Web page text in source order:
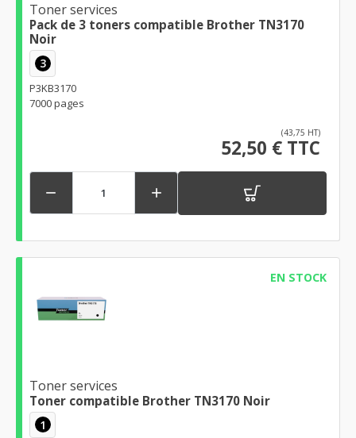
Toner services
Pack de 3 toners compatible Brother TN3170
Noir
3
P3KB3170
7000 pages
(43,75 HT)
52,50 € TTC
 
EN STOCK
Toner services
Toner compatible Brother TN3170 Noir
1